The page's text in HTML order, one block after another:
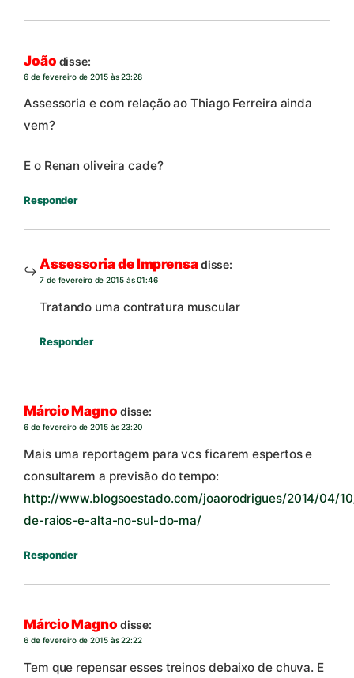
João disse:
6 de fevereiro de 2015 às 23:28
Assessoria e com relação ao Thiago Ferreira ainda
vem?
E o Renan oliveira cade?
Responder
Assessoria de Imprensadisse:
7 de fevereiro de 2015 às 01:46
Tratando uma contratura muscular
Responder
Márcio Magno disse:
6 de fevereiro de 2015 às 23:20
Mais uma reportagem para vcs ficarem espertos e
consultarem a previsão do tempo:
http://www.blogsoestado.com/joaorodrigues/2014/04/
de-raios-e-alta-no-sul-do-ma/
Responder
Márcio Magno disse:
6 de fevereiro de 2015 às 22:22
Tem que repensar esses treinos debaixo de chuva. E